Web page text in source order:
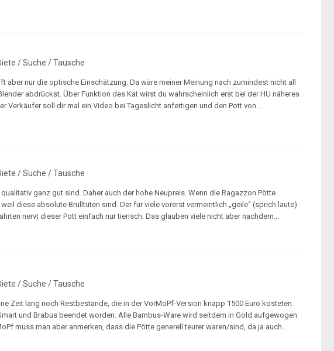
/ Suche / Tausche
aber nur die optische Einschätzung. Da wäre meiner Meinung nach zumindest nicht all
abdrückst. Über Funktion des Kat wirst du wahrscheinlich erst bei der HU näheres
Verkäufer soll dir mal ein Video bei Tageslicht anfertigen und den Pott von...
/ Suche / Tausche
ganz gut sind. Daher auch der hohe Neupreis. Wenn die Ragazzon Pötte
diese absolute Brülltüten sind. Der für viele vorerst vermeintlich „geile“ (sprich laute)
nervt dieser Pott einfach nur tierisch. Das glauben viele nicht aber nachdem...
/ Suche / Tausche
Zeit lang noch Restbestände, die in der VorMoPf-Version knapp 1500 Euro kosteten.
und Brabus beendet worden. Alle Bambus-Ware wird seitdem in Gold aufgewogen.
muss man aber anmerken, dass die Pötte generell teurer waren/sind, da ja auch...